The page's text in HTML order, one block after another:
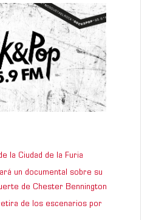
la Ciudad de la Furia
un documental sobre su
de Chester Bennington
de los escenarios por